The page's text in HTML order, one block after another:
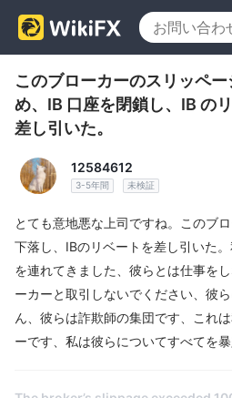
このブローカーのスリッペ
め、IB 口座を閉鎖し、IB の
差し引いた。
12584612
3-5年間 未検証
とても意地悪な上司ですね。このブ
下落し、IBのリベートを差し引いた
を連れてきました、彼らとは仕事を
ーカーと取引しないでください、彼
ん、彼らは詐欺師の集団です、これ
ーです、私は彼らについてすべてを